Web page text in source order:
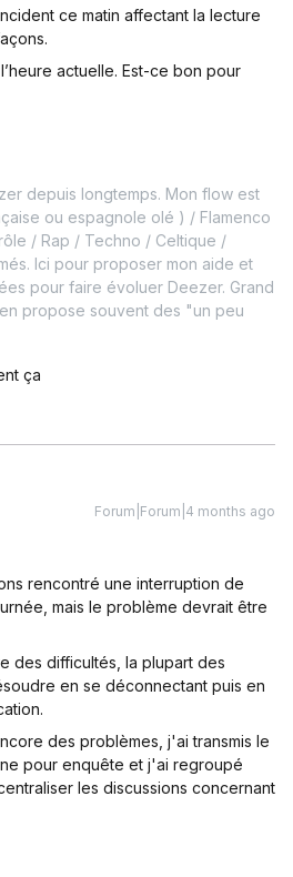
ce matin affectant la lecture
actuelle. Est-ce bon pour
depuis longtemps. Mon flow est
ou espagnole olé ) / Flamenco
/ Rap / Techno / Celtique /
Ici pour proposer mon aide et
pour faire évoluer Deezer. Grand
propose souvent des "un peu
ça
Forum|Forum|4 months ago
rencontré une interruption de
mais le problème devrait être
des difficultés, la plupart des
en se déconnectant puis en
des problèmes, j'ai transmis le
pour enquête et j'ai regroupé
les discussions concernant